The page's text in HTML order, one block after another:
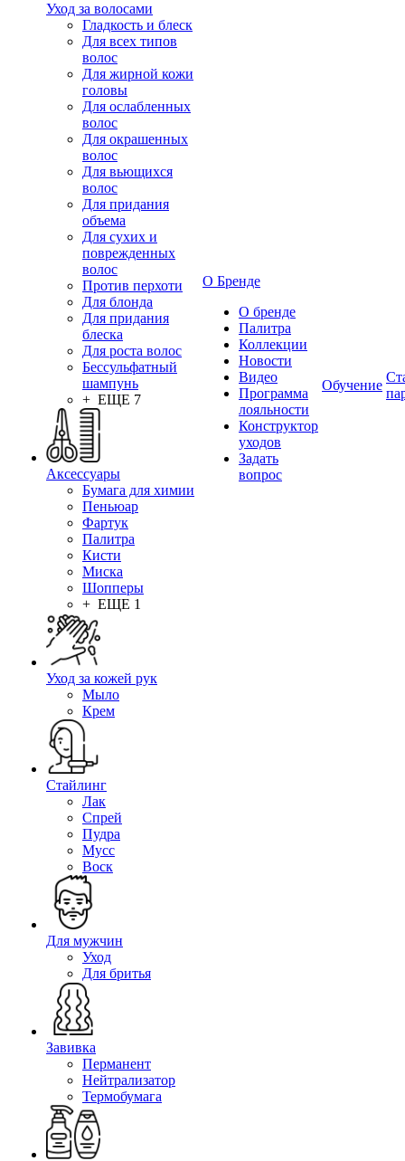
Уход за волосами
Гладкость и блеск
Для всех типов
волос
Для жирной кожи
головы
Для ослабленных
волос
Для окрашенных
волос
Для вьющихся
волос
Для придания
объема
Для сухих и
поврежденных
волос
Против перхоти
Для блонда
Для придания
блеска
Для роста волос
Бессульфатный
шампунь
+ ЕЩЕ 7
Аксессуары
Бумага для химии
Пеньюар
Фартук
Палитра
Кисти
Миска
Шопперы
+ ЕЩЕ 1
Уход за кожей рук
Мыло
Крем
Стайлинг
Лак
Спрей
Пудра
Мусс
Воск
Для мужчин
Уход
Для бритья
Завивка
Перманент
Нейтрализатор
Термобумага
О Бренде
О бренде
Палитра
Коллекции
Новости
Видео
Программа
лояльности
Конструктор
уходов
Задать
вопрос
Обучение